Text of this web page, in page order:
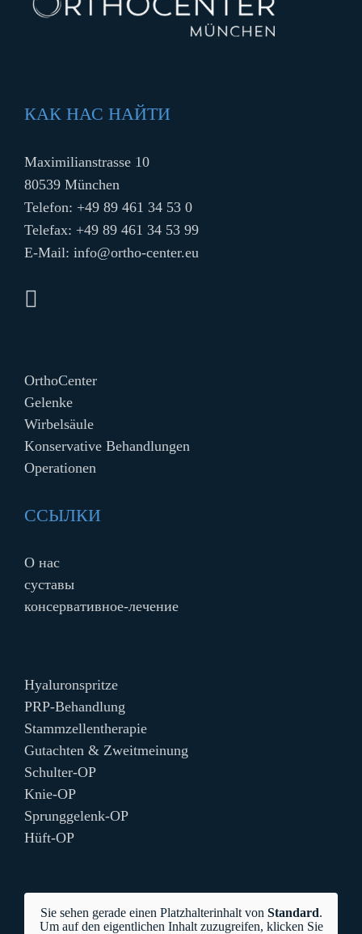
КАК НАС НАЙТИ
Maximilianstrasse 10
80539 München
Telefon: +49 89 461 34 53 0
Telefax: +49 89 461 34 53 99
E-Mail: info@ortho-center.eu
OrthoCenter
Gelenke
Wirbelsäule
Konservative Behandlungen
Operationen
ССЫЛКИ
О нас
cуставы
консервативное-лечение
Hyaluronspritze
PRP-Behandlung
Stammzellentherapie
Gutachten & Zweitmeinung
Schulter-OP
Knie-OP
Sprunggelenk-OP
Hüft-OP
Sie sehen gerade einen Platzhalterinhalt von Standard.
Um auf den eigentlichen Inhalt zuzugreifen, klicken Sie